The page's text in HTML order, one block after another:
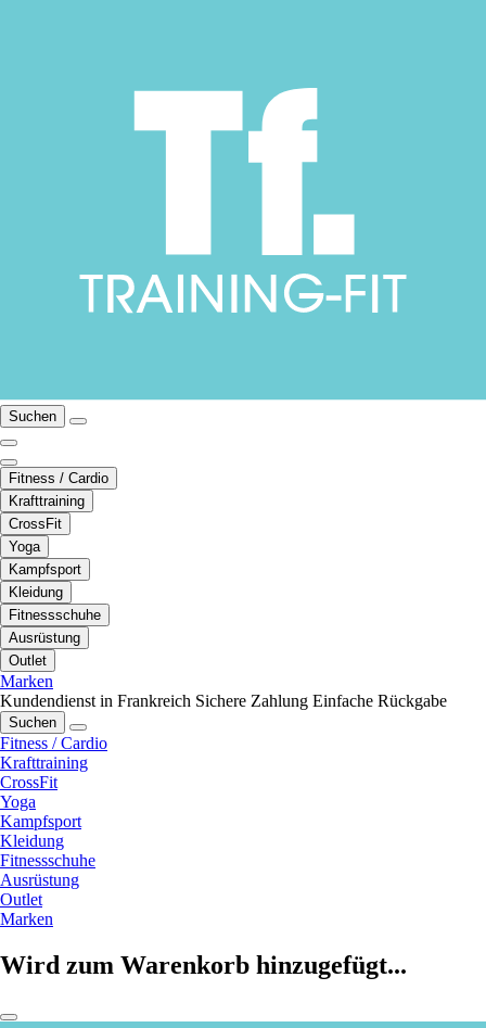
Suchen
Fitness / Cardio
Krafttraining
CrossFit
Yoga
Kampfsport
Kleidung
Fitnessschuhe
Ausrüstung
Outlet
Marken
Kundendienst in Frankreich Sichere Zahlung Einfache Rückgabe
Suchen
Fitness / Cardio
Krafttraining
CrossFit
Yoga
Kampfsport
Kleidung
Fitnessschuhe
Ausrüstung
Outlet
Marken
Wird zum Warenkorb hinzugefügt...